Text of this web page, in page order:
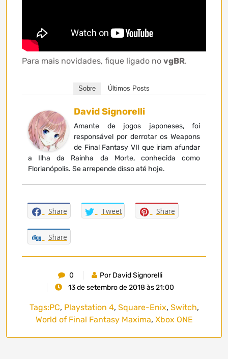
Para mais novidades, fique ligado no vgBR.
Sobre Últimos Posts
David Signorelli
Amante de jogos japoneses, foi
responsável por derrotar os Weapons
de Final Fantasy VII que iriam afundar
a Ilha da Rainha da Morte, conhecida como
Florianópolis. Se arrepende disso até hoje.
Share Tweet Share
Share
0
Por David Signorelli
13 de setembro de 2018 às 21:00
Tags:PC, Playstation 4, Square-Enix, Switch,
World of Final Fantasy Maxima, Xbox ONE